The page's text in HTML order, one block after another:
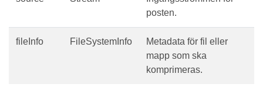
posten.
fileInfo FileSystemInfo
Metadata för fil eller
mapp som ska
komprimeras.